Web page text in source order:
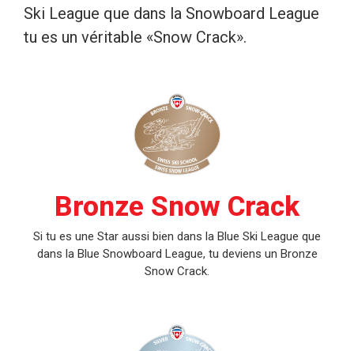
Ski League que dans la Snowboard League
tu es un véritable «Snow Crack».
Bronze Snow Crack
Si tu es une Star aussi bien dans la Blue Ski League que
dans la Blue Snowboard League, tu deviens un Bronze
Snow Crack.